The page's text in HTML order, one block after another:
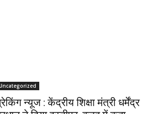
न्यूज : केंद्रीय शिक्षा मंत्री धर्मेंद्र